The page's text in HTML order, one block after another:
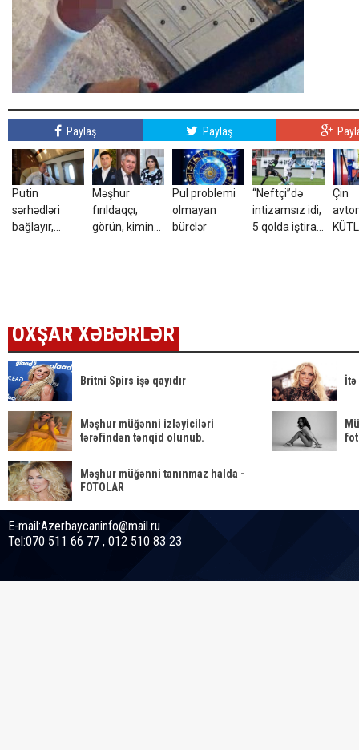
Paylaş Paylaş
Putin
sərhədləri
bağlayır,
Məşhur
fırıldaqçı,
görün, kimin
Pul problemi
olmayan
bürclər
“Neftçi”də
intizamsız idi,
5 qolda iştirak
Çin
OXŞAR XƏBƏRLƏR
Britni Spirs işə qayıdır
Məşhur müğənni izləyiciləri
tərəfindən tənqid olunub.
Məşhur müğənni tanınmaz halda -
FOTOLAR
E-mail:Azerbaycaninfo@mail.ru
Tel:070 511 66 77 , 012 510 83 23